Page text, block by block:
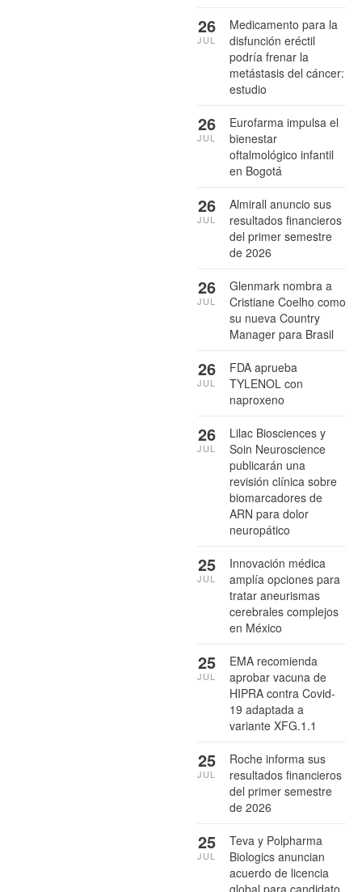
Medicamento para la
disfunción eréctil
podría frenar la
metástasis del cáncer:
estudio
26
JUL
Eurofarma impulsa el
bienestar
oftalmológico infantil
en Bogotá
26
JUL
Almirall anuncio sus
resultados financieros
del primer semestre
de 2026
26
JUL
Glenmark nombra a
Cristiane Coelho como
su nueva Country
Manager para Brasil
26
JUL
FDA aprueba
TYLENOL con
naproxeno
26
JUL
Lilac Biosciences y
Soin Neuroscience
publicarán una
revisión clínica sobre
biomarcadores de
ARN para dolor
neuropático
26
JUL
Innovación médica
amplía opciones para
tratar aneurismas
cerebrales complejos
en México
25
JUL
EMA recomienda
aprobar vacuna de
HIPRA contra Covid-
19 adaptada a
variante XFG.1.1
25
JUL
Roche informa sus
resultados financieros
del primer semestre
de 2026
25
JUL
Teva y Polpharma
Biologics anuncian
acuerdo de licencia
global para candidato
25
JUL